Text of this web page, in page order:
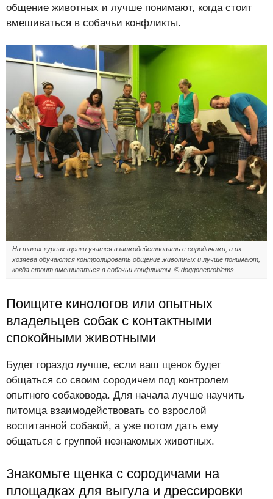
общение животных и лучше понимают, когда стоит
вмешиваться в собачьи конфликты.
На таких курсах щенки учатся взаимодействовать с сородичами, а их
хозяева обучаются контролировать общение животных и лучше понимают,
когда стоит вмешиваться в собачьи конфликты. © doggoneproblems
Поищите кинологов или опытных
владельцев собак с контактными
спокойными животными
Будет гораздо лучше, если ваш щенок будет
общаться со своим сородичем под контролем
опытного собаковода. Для начала лучше научить
питомца взаимодействовать со взрослой
воспитанной собакой, а уже потом дать ему
общаться с группой незнакомых животных.
Знакомьте щенка с сородичами на
площадках для выгула и дрессировки